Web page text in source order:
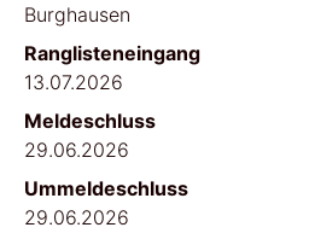
Burghausen
Ranglisteneingang
13.07.2026
Meldeschluss
29.06.2026
Ummeldeschluss
29.06.2026